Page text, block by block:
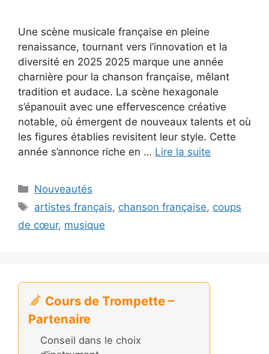
Une scène musicale française en pleine
renaissance, tournant vers l’innovation et la
diversité en 2025 2025 marque une année
charnière pour la chanson française, mêlant
tradition et audace. La scène hexagonale
s’épanouit avec une effervescence créative
notable, où émergent de nouveaux talents et où
les figures établies revisitent leur style. Cette
année s’annonce riche en … Lire la suite
Catégories
Nouveautés
Étiquettes
artistes français, chanson française, coups
de cœur, musique
Cours de Trompette –
Partenaire
Conseil dans le choix